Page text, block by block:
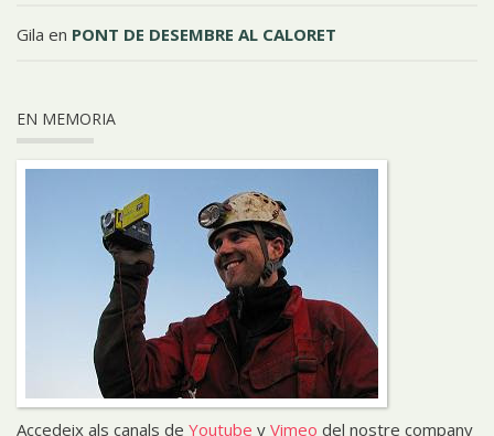
Gila en PONT DE DESEMBRE AL CALORET
EN MEMORIA
Accedeix als canals de Youtube y Vimeo del nostre company